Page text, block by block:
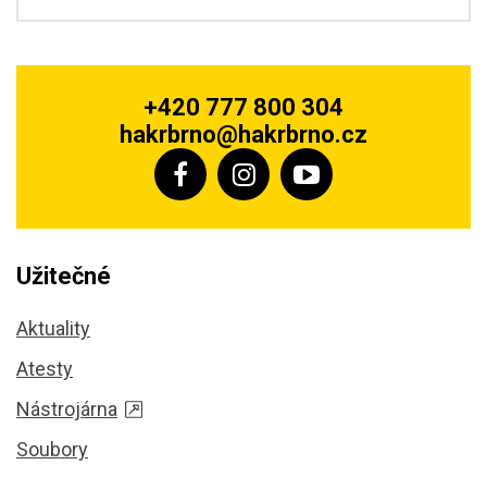
+420 777 800 304
hakrbrno@hakrbrno.cz
Užitečné
Aktuality
Atesty
Nástrojárna
Soubory